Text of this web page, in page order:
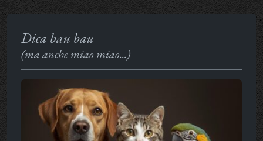
Dica bau bau
(ma anche miao miao...)